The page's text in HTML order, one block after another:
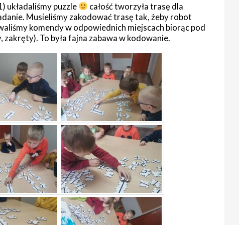
układaliśmy puzzle
całość tworzyła trasę dla
Musieliśmy zakodować trasę tak, żeby robot
komendy w odpowiednich miejscach biorąc pod
To była fajna zabawa w kodowanie.